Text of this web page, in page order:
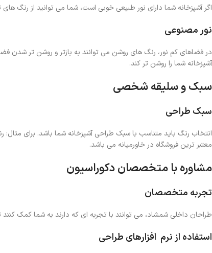
اگر آشپزخانه شما دارای نور طبیعی خوبی است، شما می ‌توانید از رنگ
نور مصنوعی
در فضاهای کم نور، رنگ های روشن می توانند به بازتر و روشن ‌تر شدن
آشپزخانه شما را روشن تر کند.
سبک و سلیقه شخصی
سبک طراحی
انتخاب رنگ باید متناسب با سبک طراحی آشپزخانه شما باشد. برای
معتبر ترین فروشگاه در خاورمیانه می باشد.
مشاوره با متخصصان دکوراسیون
تجربه متخصصان
طراحان داخلی شمشاد، می توانند با تجربه ای که دارند به شما کمک
استفاده از نرم افزارهای طراحی